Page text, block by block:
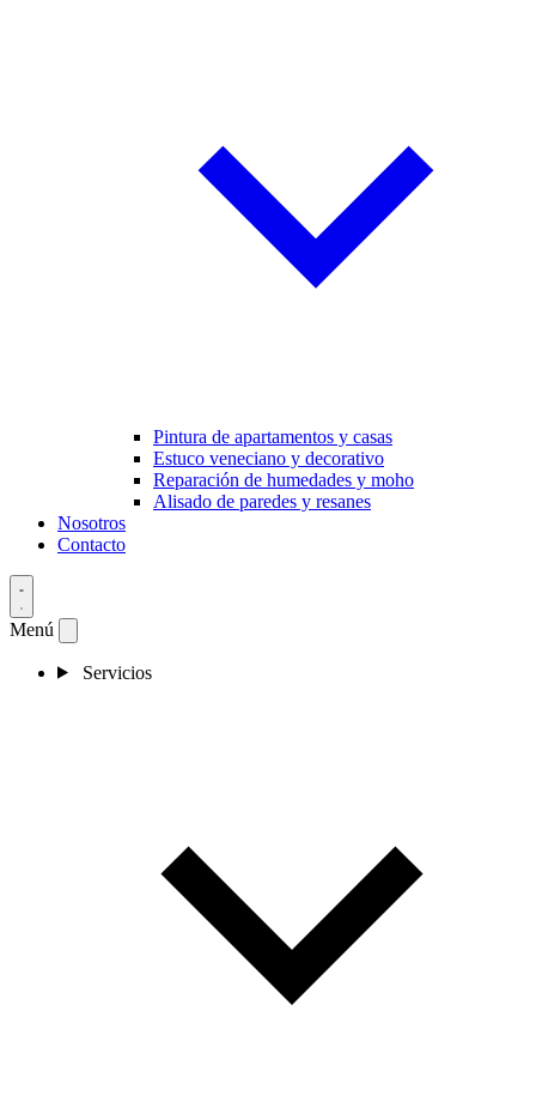
Pintura de apartamentos y casas
Estuco veneciano y decorativo
Reparación de humedades y moho
Alisado de paredes y resanes
Nosotros
Contacto
Menú
Servicios